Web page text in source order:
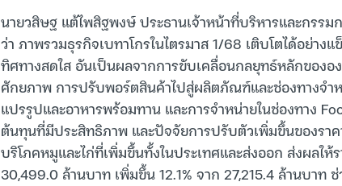
นายวสิษฐ แต้ไพสิฐพงษ์ ประธานเจ้าหน้าที่บริหารและกรร
ว่า ภาพรวมธุรกิจเบทาโกรในไตรมาส 1/68 เติบโตได้อย่าง
ทิศทางสดใส อันเป็นผลจากการขับเคลื่อนกลยุทธ์หลักของอ
ศักยภาพ การปรับพอร์ตสินค้าไปสู่ผลิตภัณฑ์และช่องทางจำ
แปรรูปและอาหารพร้อมทาน และการจำหน่ายในช่องทาง
ต้นทุนที่มีประสิทธิภาพ และปัจจัยการปรับตัวเพิ่มขึ้นของราค
บริโภคหมูและไก่ที่เพิ่มขึ้นทั้งในประเทศและส่งออก ส่งผลใ
30,499.0 ล้านบาท เพิ่มขึ้น 12.1% จาก 27,215.4 ล้านบาท